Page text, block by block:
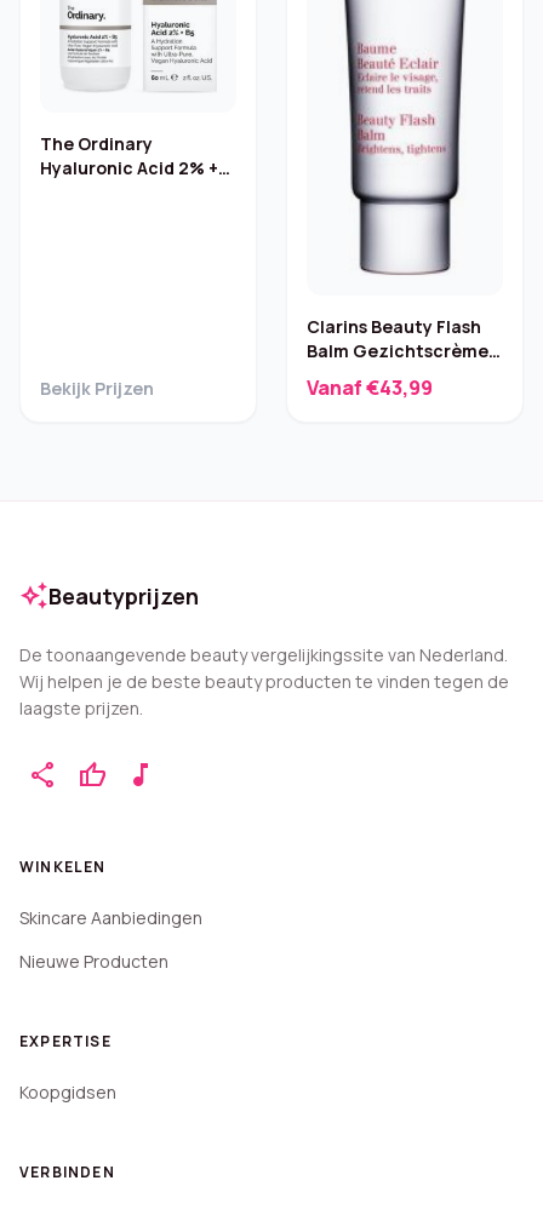
The Ordinary
Hyaluronic Acid 2% +
Bekijk Prijzen
Clarins Beauty Flash
Balm Gezichtscrème –
Vanaf €43,99
auto_awesomeBeautyprijzen
De toonaangevende beauty vergelijkingssite van Nederland.
Wij helpen je de beste beauty producten te vinden tegen de
laagste prijzen.
share thumb_up music_note
WINKELEN
Skincare Aanbiedingen
Nieuwe Producten
EXPERTISE
Koopgidsen
VERBINDEN